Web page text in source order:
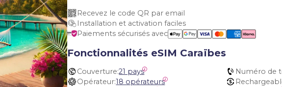
Recevez le code QR par email
Installation et activation faciles
Paiements sécurisés avec
Fonctionnalités eSIM Caraïbes
Couverture:21 pays Numéro de
Opérateur:18 opérateurs